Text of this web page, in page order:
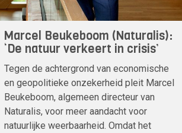
Marcel Beukeboom (Naturalis):
‘De natuur verkeert in crisis’
Tegen de achtergrond van economische
en geopolitieke onzekerheid pleit Marcel
Beukeboom, algemeen directeur van
Naturalis, voor meer aandacht voor
natuurlijke weerbaarheid. Omdat het